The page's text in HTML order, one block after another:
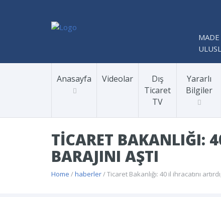
Anasayfa Videolar
Dış
Ticaret
TV
Yararlı
Bilgiler
TICARET BAKANLIĞI:
BARAJINI AŞTI
Home /haberler/ Ticaret Bakanlığı: 40 il ihracatını